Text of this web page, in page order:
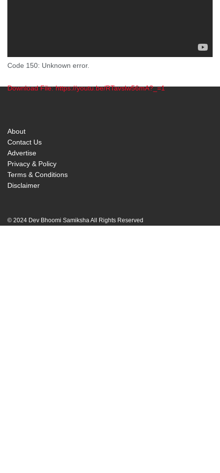
Code 150: Unknown error.
Download File: https://youtu.be/RTavslw56mA?_=1
About
Contact Us
Advertise
Privacy & Policy
Terms & Conditions
Disclaimer
© 2024 Dev Bhoomi Samiksha All Rights Reserved